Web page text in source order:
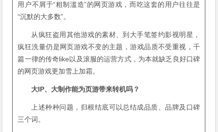
用户不屑于“粗制滥造”的网页游戏，而吃这套的用户往往是
“沉默的大多数”。
从疯狂盗用其他游戏的素材、到大手笔签约影视明星，
疯狂洗量仍是网页游戏不变的主题，游戏品质不受重视，千
篇一律的传奇like以及滚服的运营方式，为本就缺乏良好口碑
的网页游戏更加雪上加霜。
大IP、大制作能为页游带来转机吗？
上述种种问题，归根结底可以总结成品质、品牌及口碑
三个词。